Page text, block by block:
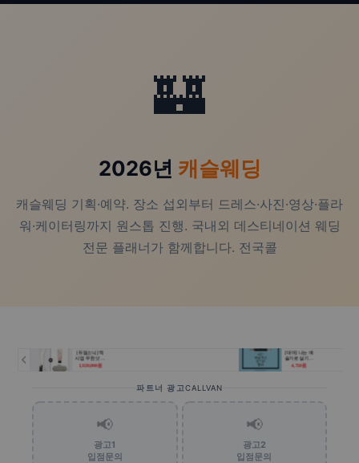
🏰
2026년 캐슬웨딩
캐슬웨딩 기획·예약. 장소 섭외부터 드레스·사진·영상·플라
워·케이터링까지 원스톱 진행. 국내외 데스티네이션 웨딩
전문 플래너가 함께합니다. 전국콜
파트너 광고CALLVAN
📢
광고1
입점문의
📢
광고2
입점문의